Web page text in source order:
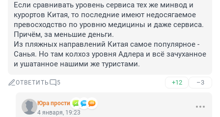
Если сравнивать уровень сервиса тех же минвод и
курортов Китая, то последние имеют недосягаемое
превосходство по уровню медицины и даже сервиса.
Причём, за меньшие деньги.
Из пляжных направлений Китая самое популярное -
Санья. Но там колхоз уровня Адлера и всё зачуханное
и ушатанное нашими же туристами.
ОТВЕТИТЬ 5 +12 –3
Юра прости
4 января, 19:23